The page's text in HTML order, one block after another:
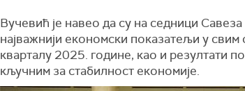
Вучевић је навео да су на седници
најважнији економски показатељи у
кварталу 2025. године, као и резултати
кључним за стабилност економије.